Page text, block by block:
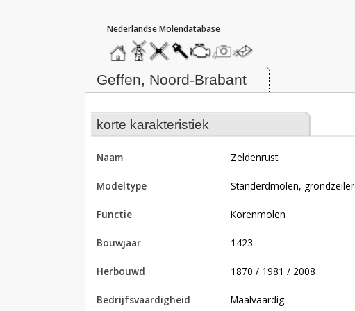
hoofdmenu
homemolendatabase
roedendatabase
assendatabase
motorendatabase
stuur
een
foto
stuur
een
bericht
Molen Zeldenrust, Geffen
Geffen, Noord-Brabant
korte karakteristiek
naam Zeldenrust
modeltype Standerdmolen, grondzeiler
functie korenmolen
bouwjaar 1423
herbouwd 1870 / 1981 / 2008
bedrijfsvaardigheid Maalvaardig